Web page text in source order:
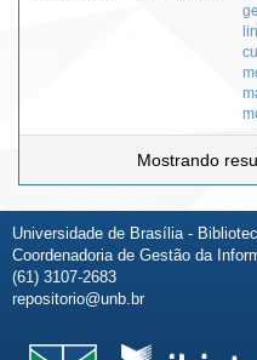
Mostrando
Universidade de Brasília -
Coordenadoria de Gestão da
(61) 3107-2683
repositorio@unb.br